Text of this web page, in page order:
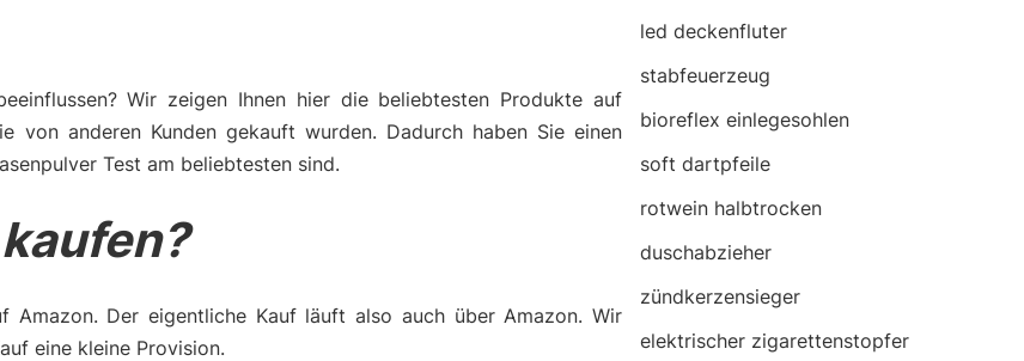
Wir zeigen Ihnen hier die beliebtesten Produkte auf
von anderen Kunden gekauft wurden. Dadurch haben Sie einen
Test am beliebtesten sind.
Amazon. Der eigentliche Kauf läuft also auch über Amazon. Wir
eine kleine Provision.
led deckenfluter
stabfeuerzeug
bioreflex einlegesohlen
soft dartpfeile
rotwein halbtrocken
duschabzieher
zündkerzensieger
elektrischer zigarettenstopfer